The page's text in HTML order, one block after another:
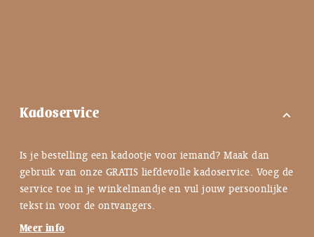
Kadoservice expand_more
Is je bestelling een kadootje voor iemand? Maak dan
gebruik van onze GRATIS liefdevolle kadoservice. Voeg de
service toe in je winkelmandje en vul jouw persoonlijke
tekst in voor de ontvangers.
Meer info